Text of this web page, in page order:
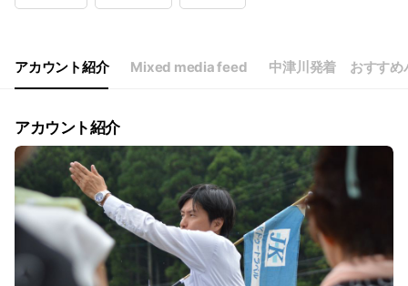
アカウント紹介 Mixed media feed 中津川発着 おすすめ
アカウント紹介